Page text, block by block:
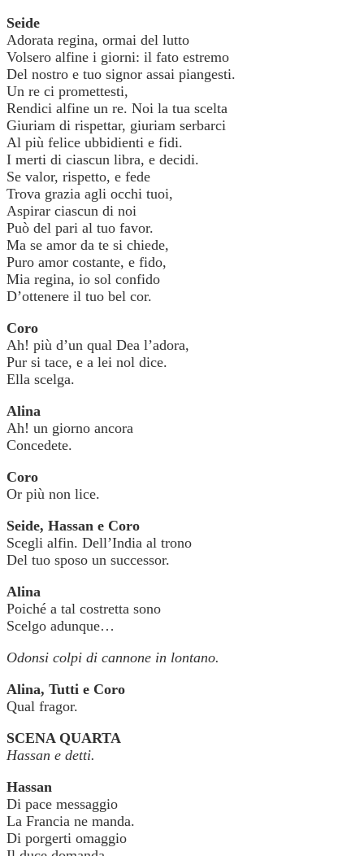
Seide
Adorata regina, ormai del lutto
Volsero alfine i giorni: il fato estremo
Del nostro e tuo signor assai piangesti.
Un re ci promettesti,
Rendici alfine un re. Noi la tua scelta
Giuriam di rispettar, giuriam serbarci
Al più felice ubbidienti e fidi.
I merti di ciascun libra, e decidi.
Se valor, rispetto, e fede
Trova grazia agli occhi tuoi,
Aspirar ciascun di noi
Può del pari al tuo favor.
Ma se amor da te si chiede,
Puro amor costante, e fido,
Mia regina, io sol confido
D’ottenere il tuo bel cor.
Coro
Ah! più d’un qual Dea l’adora,
Pur si tace, e a lei nol dice.
Ella scelga.
Alina
Ah! un giorno ancora
Concedete.
Coro
Or più non lice.
Seide, Hassan e Coro
Scegli alfin. Dell’India al trono
Del tuo sposo un successor.
Alina
Poiché a tal costretta sono
Scelgo adunque…
Odonsi colpi di cannone in lontano.
Alina, Tutti e Coro
Qual fragor.
SCENA QUARTA
Hassan e detti.
Hassan
Di pace messaggio
La Francia ne manda.
Di porgerti omaggio